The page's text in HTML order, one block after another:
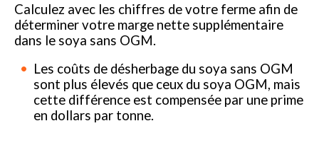
Calculez avec les chiffres de votre ferme afin de
déterminer votre marge nette supplémentaire
dans le soya sans OGM.
Les coûts de désherbage du soya sans OGM
sont plus élevés que ceux du soya OGM, mais
cette différence est compensée par une prime
en dollars par tonne.